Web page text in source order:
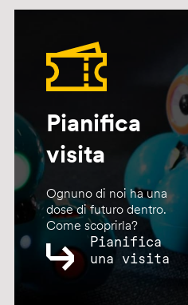
Pianifica
visita
Ognuno di noi ha una
dose di futuro dentro.
Come scoprirla?
Pianifica
una visita